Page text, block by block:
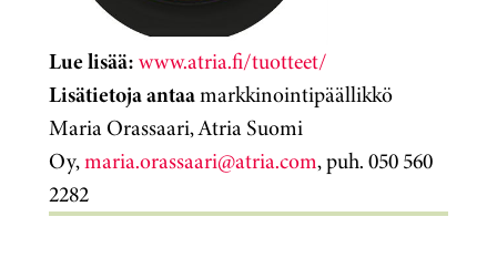
Lue lisää:www.atria.fi/tuotteet/
Lisätietoja antaamarkkinointipäällikkö
Maria Orassaari, Atria Suomi
Oy,maria.orassaari@atria.com, puh. 050 560
2282